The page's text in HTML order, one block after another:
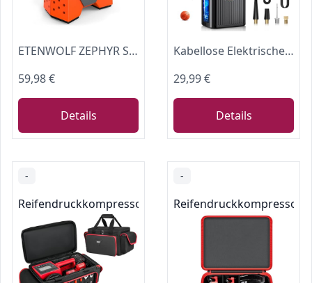
ETENWOLF ZEPHYR S3 7800mAh Elektrische Luftpumpe 160 PSI/11.03Bar
59,98 €
Details
Kabellose Elektrische Luftpumpe 8000mAh, 150PSI Akku-Kompressor, Dual-Power Elektrische Fahrradpumpe mit Digitalanzeige & LED-Licht mit 4 Verschiedenen Düsen, Autostopp für Auto,Motorrad,Fahrrad,Bälle
29,99 €
Details
-
Reifendruckkompressoren & -pumpen
-